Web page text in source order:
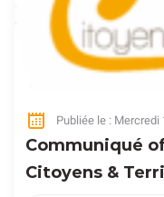
Publiée le :
Communiqué
Citoyens &